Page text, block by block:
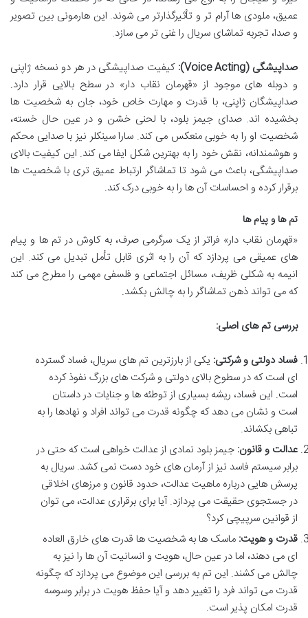
عمیق، ملودی ها آرام تر و تأثیرگذارتر می شوند. این هارمونی بین تصویر
و صدا، تجربه تماشای سریال را غنی تر می سازد.
صداپیشگی (Voice Acting):
کیفیت صداپیشگی در هر دو نسخه ژاپنی
و دوبله های موجود از «قهرمان نقاب دار» در سطح بالایی قرار دارد.
صداپیشگان ژاپنی، با قدرت و مهارت خاص خود، جان به شخصیت ها
بخشیده اند. صدای جیمز بلود، با لحنی خشن و در عین حال خسته،
شخصیت او را به خوبی منعکس می کند. سارا سینکلر نیز با صدایی محکم
و هوشمندانه، نقش خود را به بهترین شکل ایفا می کند. این کیفیت بالای
صداپیشگی، باعث می شود تا تماشاگر ارتباط عمیق تری با شخصیت ها
برقرار کرده و احساسات آن ها را به خوبی درک کند.
تم ها و پیام ها
«قهرمان نقاب دار» فراتر از یک سرگرمی صرف، به کاوش در تم ها و پیام
های عمیقی می پردازد که آن را به اثری قابل تأمل تبدیل می کند. این
انیمه به شکلی ظریف، مسائل اجتماعی و فلسفی مهمی را مطرح می کند
که می تواند ذهن تماشاگر را به چالش بکشد.
بررسی تم های اصلی:
فساد دولتی و شرکتی: یکی از بارزترین تم های سریال، فساد گسترده
ای است که در سطوح بالای دولتی و شرکت های بزرگ نفوذ کرده
است. این فساد، ریشه بسیاری از توطئه ها و جنایات در داستان
است و نشان می دهد که چگونه قدرت می تواند افراد و نهادها را به
تباهی بکشاند.
عدالت و قانون: جیمز بلود نمادی از عدالت خواهی است که حتی در
برابر سیستم فاسد نیز از آرمان های خود دست نمی کشد. سریال به
پرسش هایی درباره ماهیت عدالت، حدود قانون و مرزهای اخلاقی
در جستجوی حقیقت می پردازد. آیا برای برقراری عدالت، می توان
از قوانین سرپیچی کرد؟
قدرت و هویت: ماسک ها به شخصیت ها قدرت های خارق العاده
ای می دهند، اما در عین حال، هویت و انسانیت آن ها را نیز به
چالش می کشند. این تم به بررسی این موضوع می پردازد که چگونه
قدرت می تواند فرد را تغییر دهد و آیا حفظ هویت در برابر وسوسه
قدرت امکان پذیر است.